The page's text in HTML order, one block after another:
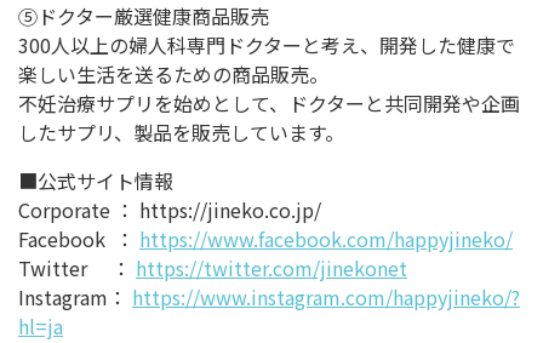
⑤ドクター厳選健康商品販売
300人以上の婦人科専門ドクターと考え、開発した健康で
楽しい生活を送るための商品販売。
不妊治療サプリを始めとして、ドクターと共同開発や企画
したサプリ、製品を販売しています。
■公式サイト情報
Corporate ： https://jineko.co.jp/
Facebook ： https://www.facebook.com/happyjineko/
Twitter ： https://twitter.com/jinekonet
Instagram： https://www.instagram.com/happyjineko/?
hl=ja